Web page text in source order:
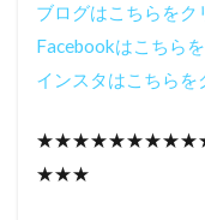
ブログはこちらをク
Facebookはこちら
インスタはこちらを
★★★